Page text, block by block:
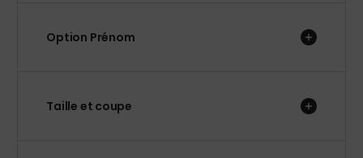
Option Prénom
Taille et coupe